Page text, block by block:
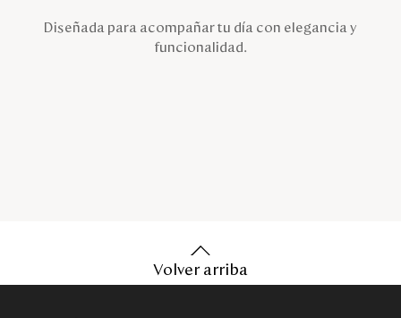
Diseñada para acompañar tu día con elegancia y
funcionalidad.
Volver arriba